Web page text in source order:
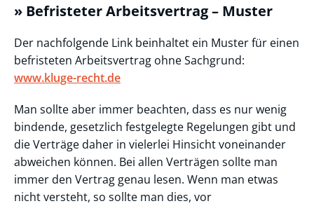
» Befristeter Arbeitsvertrag – Muster
Der nachfolgende Link beinhaltet ein Muster für einen
befristeten Arbeitsvertrag ohne Sachgrund:
www.kluge-recht.de
Man sollte aber immer beachten, dass es nur wenig
bindende, gesetzlich festgelegte Regelungen gibt und
die Verträge daher in vielerlei Hinsicht voneinander
abweichen können. Bei allen Verträgen sollte man
immer den Vertrag genau lesen. Wenn man etwas
nicht versteht, so sollte man dies, vor